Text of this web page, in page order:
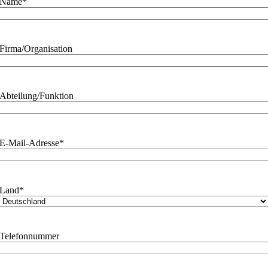
Firma/Organisation
Abteilung/Funktion
E-Mail-Adresse*
Land*
Telefonnummer